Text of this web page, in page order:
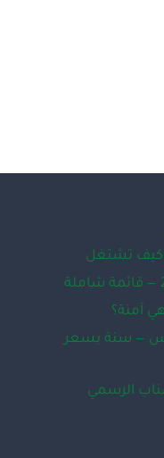
آمنة؟
— سنة بسعر
الرسمي